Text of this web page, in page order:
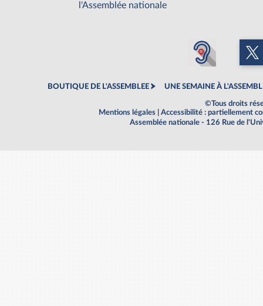
l'Assemblée nationale
BOUTIQUE DE L'ASSEMBLEE UNE SEMAINE À
©Tous droits
Mentions légales
Accessibilité : partiellement
Assemblée nationale - 126 Rue de